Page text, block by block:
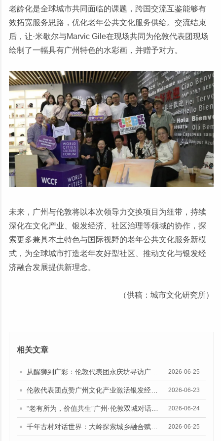
老龄化是全球城市共同面临的课题，跨国交流互鉴能够有
效拓宽服务思路，优化老年公共文化服务供给。交流结束
后，让·米歇尔与Marvic Gile在现场共同为伦敦代表团现场
绘制了一幅具有广州特色的水彩画，并赠予对方。
未来，广州与伦敦将以本次领导力交换项目为纽带，持续
深化在文化产业、银发经济、社区治理等领域的协作，探
索更多兼具本土特色与国际视野的老年公共文化服务新模
式，为全球城市打造老年友好型社区、推动文化与银发经
济融合发展提供新理念。
（供稿：城市文化研究所）
相关文章
2026-06-25
2026-06-23
2026-06-24
2026-06-25